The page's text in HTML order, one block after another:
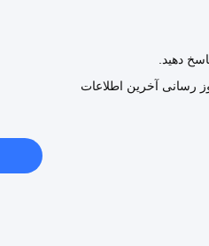
رسانی آخرین اطلاعات